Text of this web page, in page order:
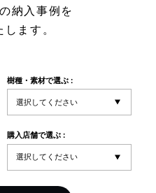
納入事例を
ます。
樹種・素材で選ぶ :
購入店舗で選ぶ :